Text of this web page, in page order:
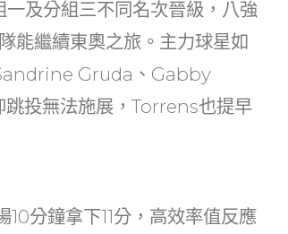
及分組三不同名次晉級，八強
能繼續東奧之旅。主力球星如
Gruda、Gabby
投無法施展，Torrens也提早
分鐘拿下11分，高效率值反應